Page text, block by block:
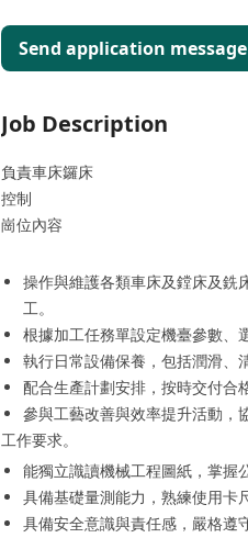
Send application message
Job Description
負責車床鑼床
控制
崗位內容
操作與維護各類車床及鏜床及銑
工。
根據加工任務單設定機臺參數、
執行日常設備保養，包括潤滑、
配合生產計劃安排，按時交付合
參與工藝改善與效率提升活動，
工作要求。
能獨立識讀機械工程圖紙，掌握
具備基礎量測能力，熟練使用卡
具備安全意識與責任感，嚴格遵